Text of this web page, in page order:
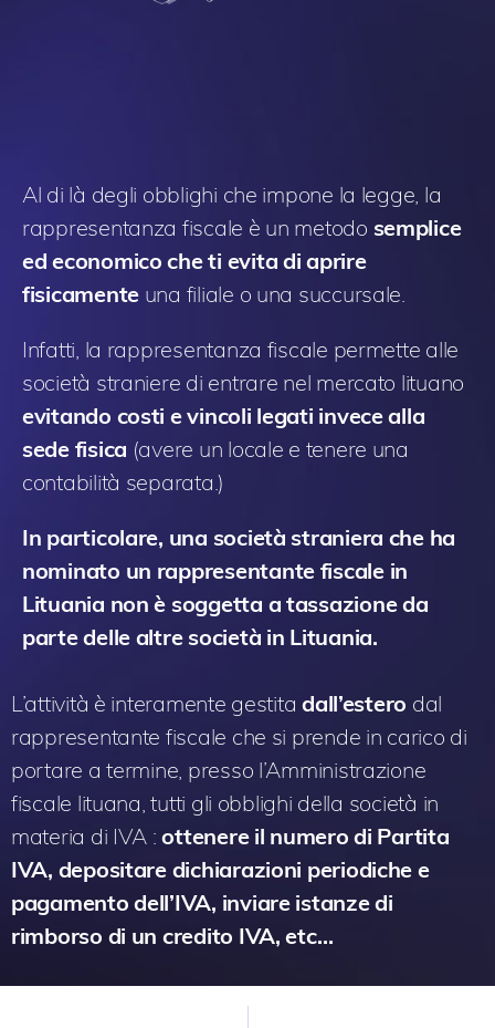
Al di là degli obblighi che impone la legge, la
rappresentanza fiscale è un metodo semplice
ed economico che ti evita di aprire
fisicamente una filiale o una succursale.
Infatti, la rappresentanza fiscale permette alle
società straniere di entrare nel mercato lituano
evitando costi e vincoli legati invece alla
sede fisica (avere un locale e tenere una
contabilità separata.)
In particolare, una società straniera che ha
nominato un rappresentante fiscale in
Lituania non è soggetta a tassazione da
parte delle altre società in Lituania.
L’attività è interamente gestitadall’estero dal
rappresentante fiscale che si prende in carico di
portare a termine, presso l’Amministrazione
fiscale lituana, tutti gli obblighi della società in
materia di IVA :ottenere il numero di Partita
IVA, depositare dichiarazioni periodiche e
pagamento dell’IVA, inviare istanze di
rimborso di un credito IVA, etc…